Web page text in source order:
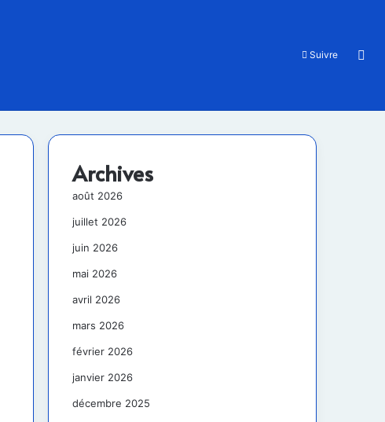
Suivre
Archives
août 2026
juillet 2026
juin 2026
mai 2026
avril 2026
mars 2026
février 2026
janvier 2026
décembre 2025